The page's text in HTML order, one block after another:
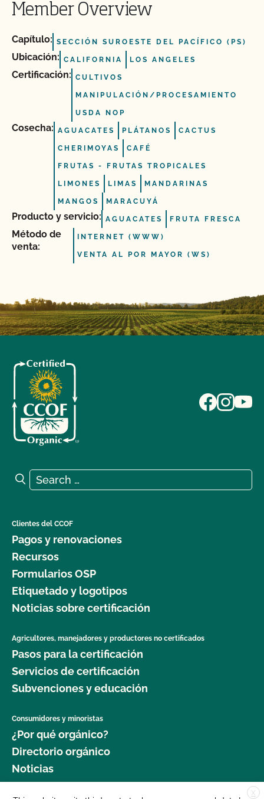
Member Overview
Capítulo: SECCIÓN SUROESTE DEL PACÍFICO (PS)
Ubicación: CALIFORNIA LOS ANGELES
Certificación: CULTIVOS
MANIPULACIÓN/PROCESAMIENTO
USDA NOP
Cosecha: AGUACATES PLÁTANOS CACTUS
CHERIMOYAS CAFÉ
FRUTAS - FRUTAS TROPICALES
LIMONES LIMAS MANDARINAS
MANGOS MARACUYÁ
Producto y servicio: AGUACATES FRUTA FRESCA
Método de
venta:
INTERNET (WWW)
VENTA AL POR MAYOR (WS)
Search for:
Search
Clientes del CCOF
Pagos y renovaciones
Recursos
Formularios OSP
Etiquetado y logotipos
Noticias sobre certificación
Agricultores, manejadores y productores no certificados
Pasos para la certificación
Servicios de certificación
Subvenciones y educación
Consumidores y minoristas
¿Por qué orgánico?
Directorio orgánico
Noticias
X